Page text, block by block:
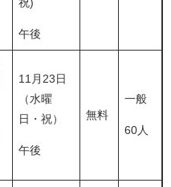
午後
11月23日
（水曜
日・祝）
午後
無料
一般
60人